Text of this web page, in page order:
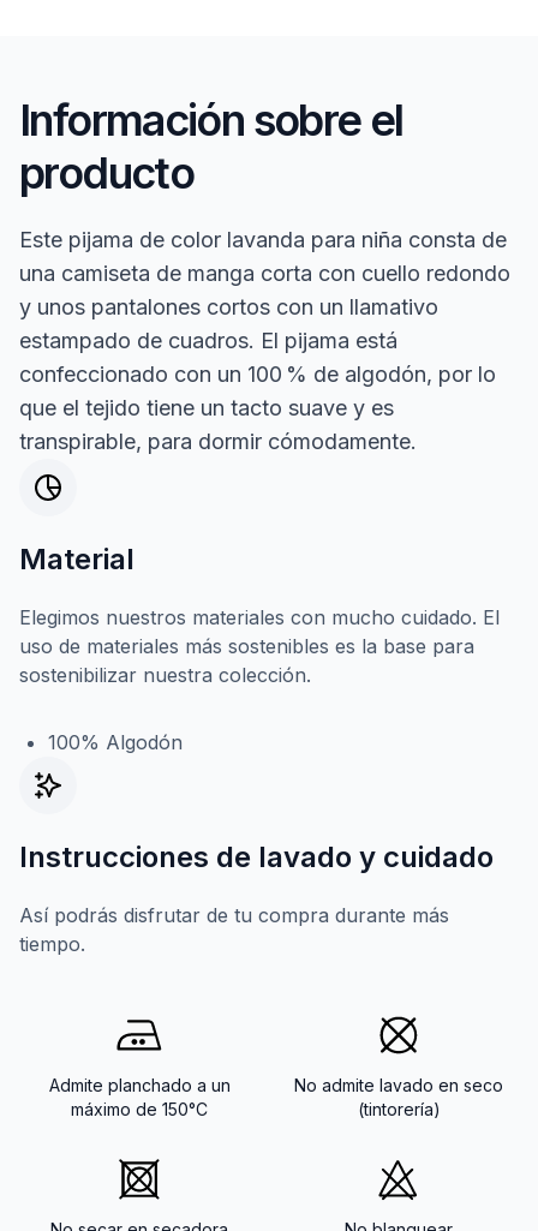
Información sobre el
producto
Este pijama de color lavanda para niña consta de
una camiseta de manga corta con cuello redondo
y unos pantalones cortos con un llamativo
estampado de cuadros. El pijama está
confeccionado con un 100 % de algodón, por lo
que el tejido tiene un tacto suave y es
transpirable, para dormir cómodamente.
Material
Elegimos nuestros materiales con mucho cuidado. El
uso de materiales más sostenibles es la base para
sostenibilizar nuestra colección.
100% Algodón
Instrucciones de lavado y cuidado
Así podrás disfrutar de tu compra durante más
tiempo.
Admite planchado a un
máximo de 150°C
No admite lavado en seco
(tintorería)